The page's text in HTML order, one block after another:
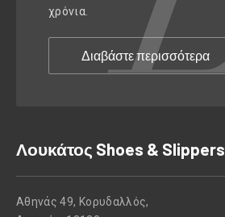
χρόνια.
Διαβάστε περισσότερα
Λουκάτος Shoes & Slippers
Αθηνάς 49, Κορυδαλλός,